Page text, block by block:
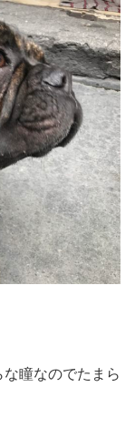
瞳なのでたまら